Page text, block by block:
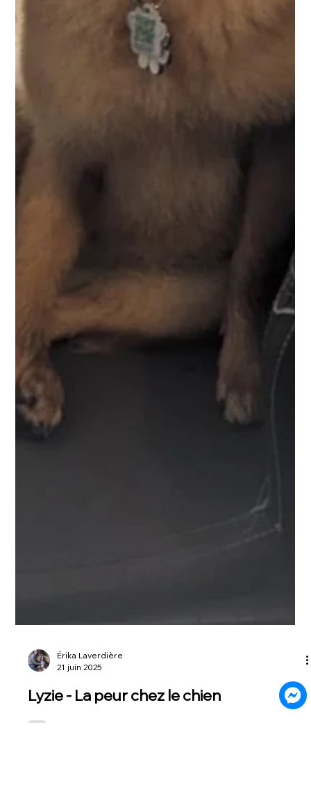
21 juin 2025
Lyzie - La peur chez le chien